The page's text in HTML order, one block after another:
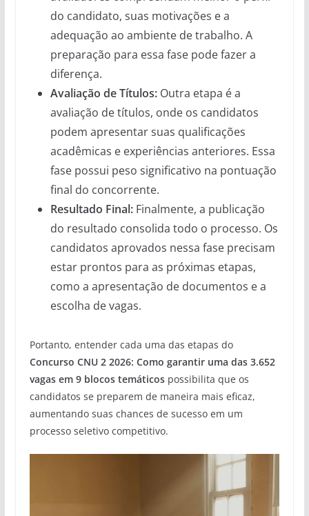
do candidato, suas motivações e a
adequação ao ambiente de trabalho. A
preparação para essa fase pode fazer a
diferença.
Avaliação de Títulos:Outra etapa é a
avaliação de títulos, onde os candidatos
podem apresentar suas qualificações
acadêmicas e experiências anteriores. Essa
fase possui peso significativo na pontuação
final do concorrente.
Resultado Final:Finalmente, a publicação
do resultado consolida todo o processo. Os
candidatos aprovados nessa fase precisam
estar prontos para as próximas etapas,
como a apresentação de documentos e a
escolha de vagas.
Portanto, entender cada uma das etapas do
Concurso CNU 2 2026: Como garantir uma das 3.652
vagas em 9 blocos temáticospossibilita que os
candidatos se preparem de maneira mais eficaz,
aumentando suas chances de sucesso em um
processo seletivo competitivo.